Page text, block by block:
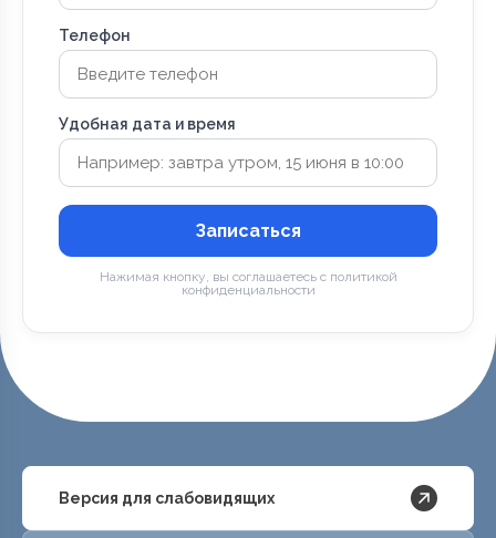
Телефон
Удобная дата и время
Записаться
Нажимая кнопку, вы соглашаетесь с политикой
конфиденциальности
Версия для слабовидящих